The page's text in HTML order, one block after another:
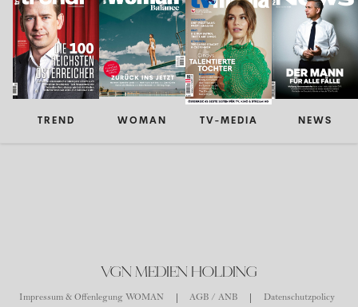
TREND WOMAN TV-MEDIA NEWS
VGN MEDIEN HOLDING
Impressum & Offenlegung WOMAN AGB / ANB Datenschutzpolicy